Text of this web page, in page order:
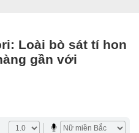
Loài bò sát tí hon
gần với